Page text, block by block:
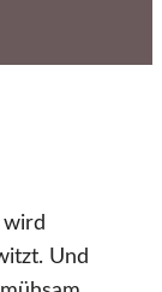
wird
Und